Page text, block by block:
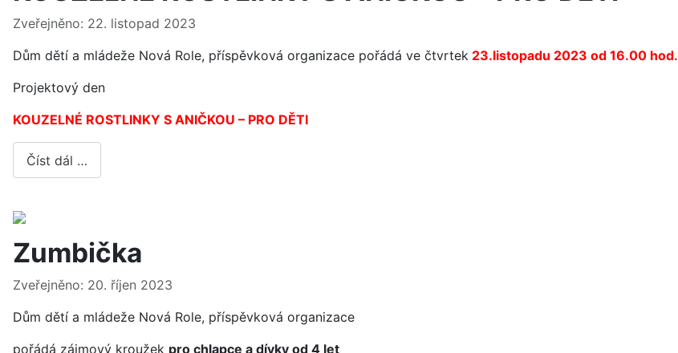
Základní údaje
Zveřejněno: 22. listopad 2023
Dům dětí a mládeže Nová Role, příspěvková organizace pořádá ve čtvrtek 23.listopadu 2023 od 16.00 hod.
Projektový den
KOUZELNÉ ROSTLINKY S ANIČKOU – PRO DĚTI
Číst dál …
Zumbička
Základní údaje
Zveřejněno: 20. říjen 2023
Dům dětí a mládeže Nová Role, příspěvková organizace
pořádá zájmový kroužek pro chlapce a dívky od 4 let